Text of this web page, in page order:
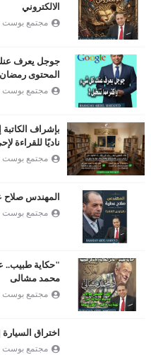
الالكتروني
مجتمع بوست
جوجل يعرف
المحتوى
مجتمع بوست
بإشراف
ناديًا للقراءة
مجتمع بوست
المهندس صلاح
مجتمع بوست
"حكاية طبيب..
محمد مشالى
مجتمع بوست
اختراق
مجتمع بوست